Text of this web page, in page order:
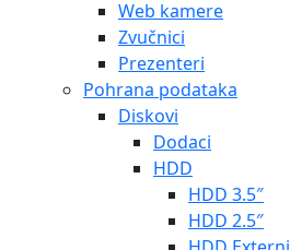
Web kamere
Zvučnici
Prezenteri
Pohrana podataka
Diskovi
Dodaci
HDD
HDD 3.5″
HDD 2.5″